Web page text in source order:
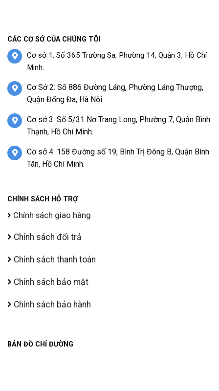
CÁC CƠ SỞ CỦA CHÚNG TÔI
Cơ sở 1: Số 365 Trường Sa, Phường 14, Quận 3, Hồ Chí
Minh.
Cơ Sở 2: Số 886 Đường Láng, Phường Láng Thượng,
Quận Đống Đa, Hà Nội
Cơ sở 3: Số 5/31 Nơ Trang Long, Phường 7, Quận Bình
Thạnh, Hồ Chí Minh.
Cơ sở 4: 158 Đường số 19, Bình Trị Đông B, Quận Bình
Tân, Hồ Chí Minh.
CHÍNH SÁCH HỖ TRỢ
Chính sách giao hàng
Chính sách đổi trả
Chính sách thanh toán
Chính sách bảo mật
Chính sách bảo hành
BẢN ĐỒ CHỈ ĐƯỜNG